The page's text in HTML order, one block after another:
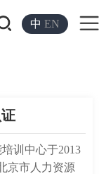
中EN
训中心于2013
京市人力资源